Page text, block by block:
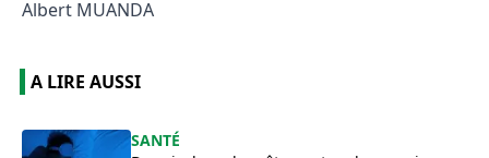
Albert MUANDA
A LIRE AUSSI
SANTÉ